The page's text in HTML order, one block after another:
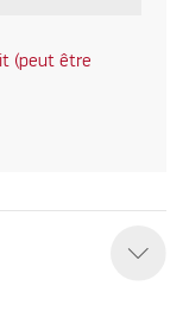
(peut être